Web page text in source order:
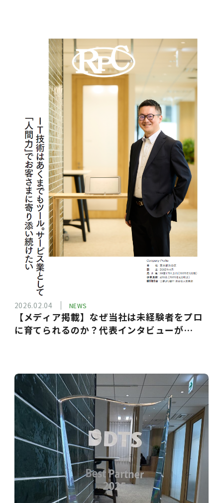
2026.02.04 NEWS
【メディア掲載】なぜ当社は未経験者をプロ
に育てられるのか？代表インタビューが